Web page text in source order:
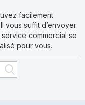
facilement
vous suffit d’envoyer
commercial se
pour vous.